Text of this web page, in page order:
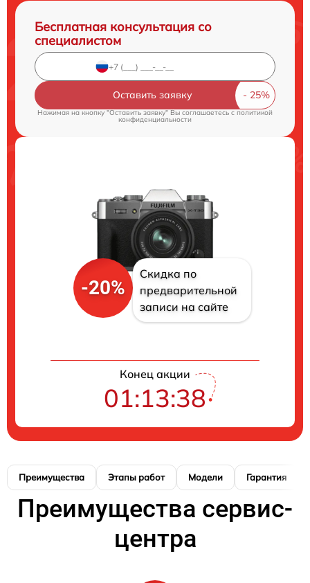
Бесплатная консультация со
специалистом
Оставить заявку
Нажимая на кнопку "Оставить заявку" Вы соглашаетесь c политикой
конфиденциальности
-20%
Скидка по
предварительной
записи на сайте
Конец акции
01:13:37
Преимущества Этапы работ Модели Гарантия
Преимущества сервис-
центра